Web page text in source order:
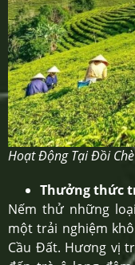
Hoạt Động Tại Đồi
Thưởng thức
Nếm thử những
một trải nghiệm
Cầu Đất. Hương vị